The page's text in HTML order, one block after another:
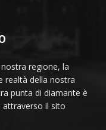
regione, la
realtà della nostra
punta di diamante è
il sito